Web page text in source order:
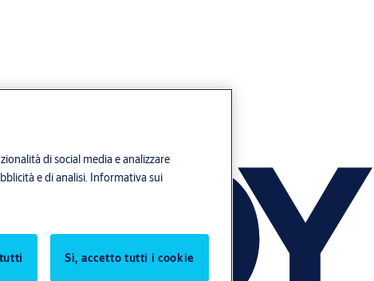
di social media e analizzare
e di analisi. Informativa sui
Sì, accetto tutti i cookie